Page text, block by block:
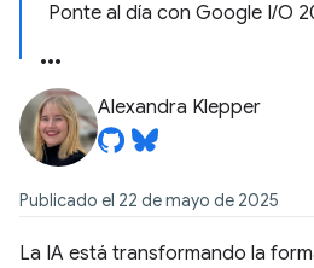
Ponte al día con Google I/O
Alexandra Klepper
Publicado el 22 de mayo de 2025
La IA está transformando la